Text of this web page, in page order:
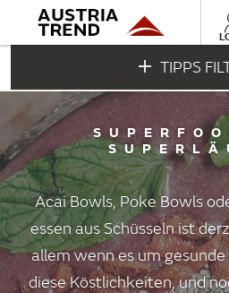
TIPPS
Acai Bowls, Poke Bowls
essen aus Schüsseln ist
allem wenn es um
diese Köstlichkeiten, und